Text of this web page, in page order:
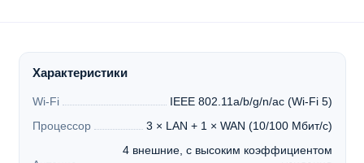
Характеристики
Wi-Fi
IEEE 802.11a/b/g/n/ac (Wi-Fi 5)
Процессор
3 × LAN + 1 × WAN (10/100 Мбит/с)
4 внешние, с высоким коэффициентом